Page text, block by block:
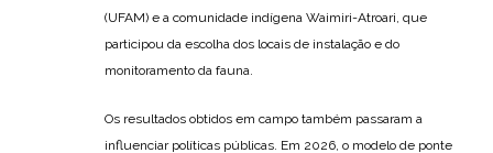
(UFAM) e a comunidade indígena Waimiri-Atroari, que
participou da escolha dos locais de instalação e do
monitoramento da fauna.
Os resultados obtidos em campo também passaram a
influenciar políticas públicas. Em 2026, o modelo de ponte